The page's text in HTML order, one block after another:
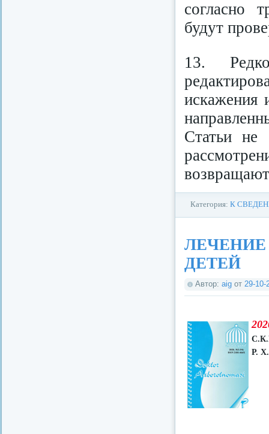
согласно
будут
13.
искажения
Статьи не
Категория: К
ДЕТЕЙ
Автор: aig от 29-10-
Р.